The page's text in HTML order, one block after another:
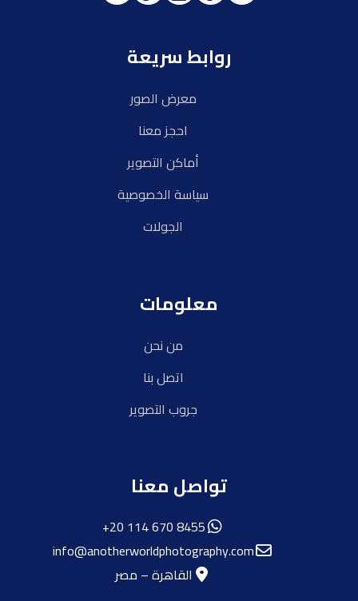
روابط سريعة
معرض الصور
احجز معنا
أماكن التصوير
سياسة الخصوصية
الجولات
معلومات
من نحن
اتصل بنا
جروب التصوير
تواصل معنا
8455 670 114 20+
info@anotherworldphotography.com
القاهرة – مصر